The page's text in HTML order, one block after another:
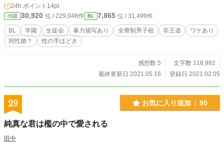
24h.ポイント 14pt
小説 30,920 位 / 229,046件 BL 7,865 位 / 31,499件
BL 学園 生徒会 暴力描写あり 全寮制男子校 非王道
ワケあり
同性婚？
性の手ほどき
感想数 5
文字数 118,982
最終更新日 2021.05.16
登録日 2021.02.05
29 お気に入り追加 90
純真な君は檻の中で愛される
田中